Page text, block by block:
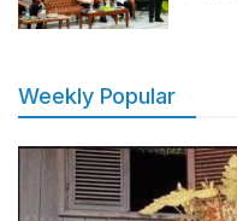
Weekly Popular